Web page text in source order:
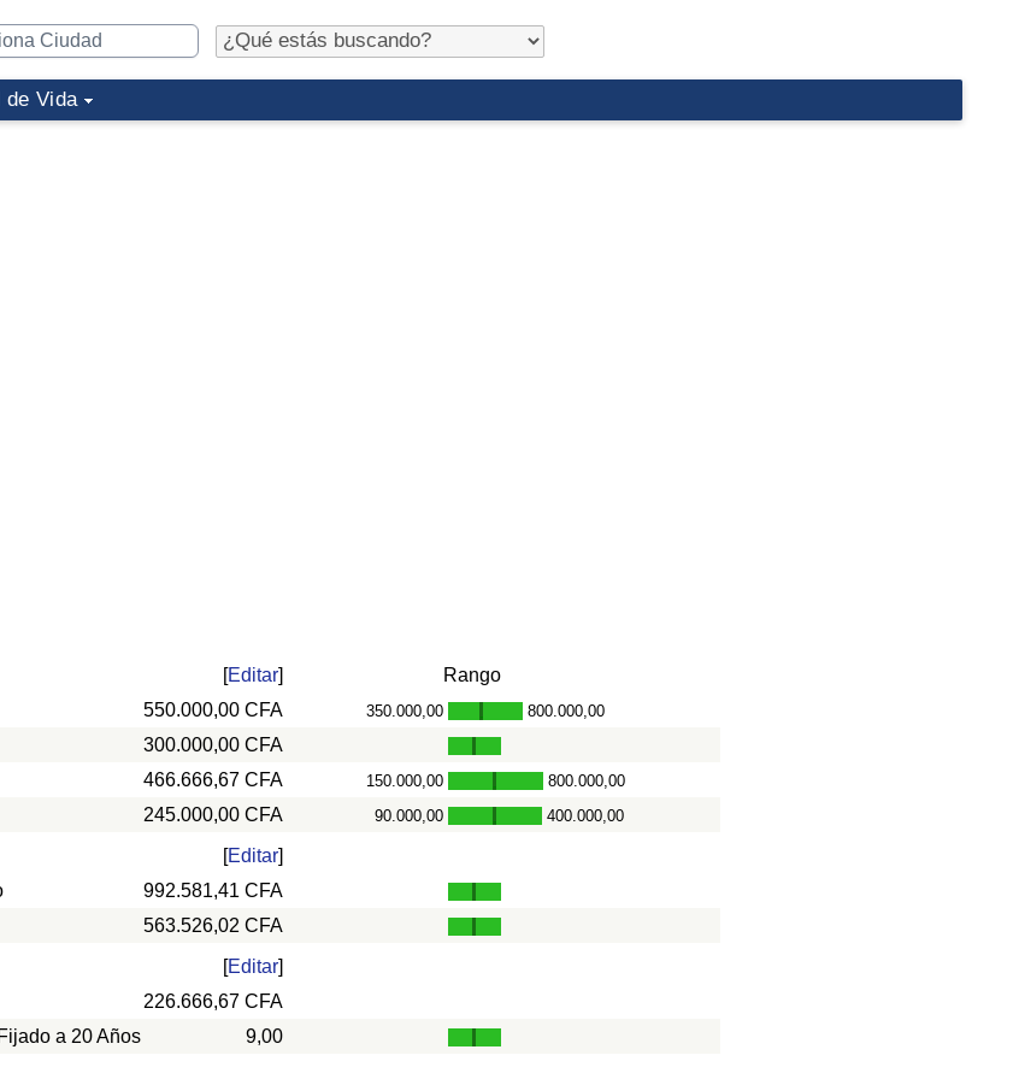
de Vida
[Editar]
Rango
550.000,00 CFA 350.000,00 - 800.000,00
300.000,00 CFA
466.666,67 CFA 150.000,00 - 800.000,00
245.000,00 CFA 90.000,00 - 400.000,00
[Editar]
992.581,41 CFA
563.526,02 CFA
[Editar]
226.666,67 CFA
a 20 Años
9,00